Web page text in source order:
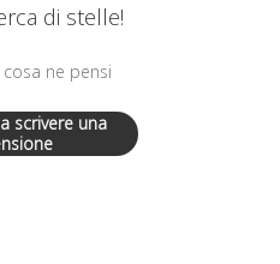
di stelle!
ne pensi
scrivere una